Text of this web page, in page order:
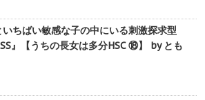
いちばい敏感な子の中にいる刺激探求型
』【うちの長女は多分HSC ⑱】 by とも